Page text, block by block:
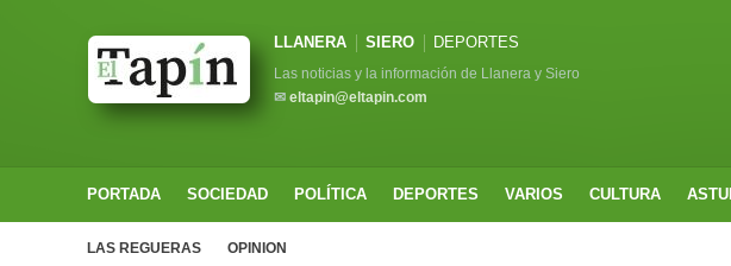
LLANERA SIERO DEPORTES
Las noticias y la información de Llanera y Siero
✉ eltapin@eltapin.com
PORTADA SOCIEDAD POLÍTICA DEPORTES VARIOS CULTURA
LAS REGUERAS OPINION